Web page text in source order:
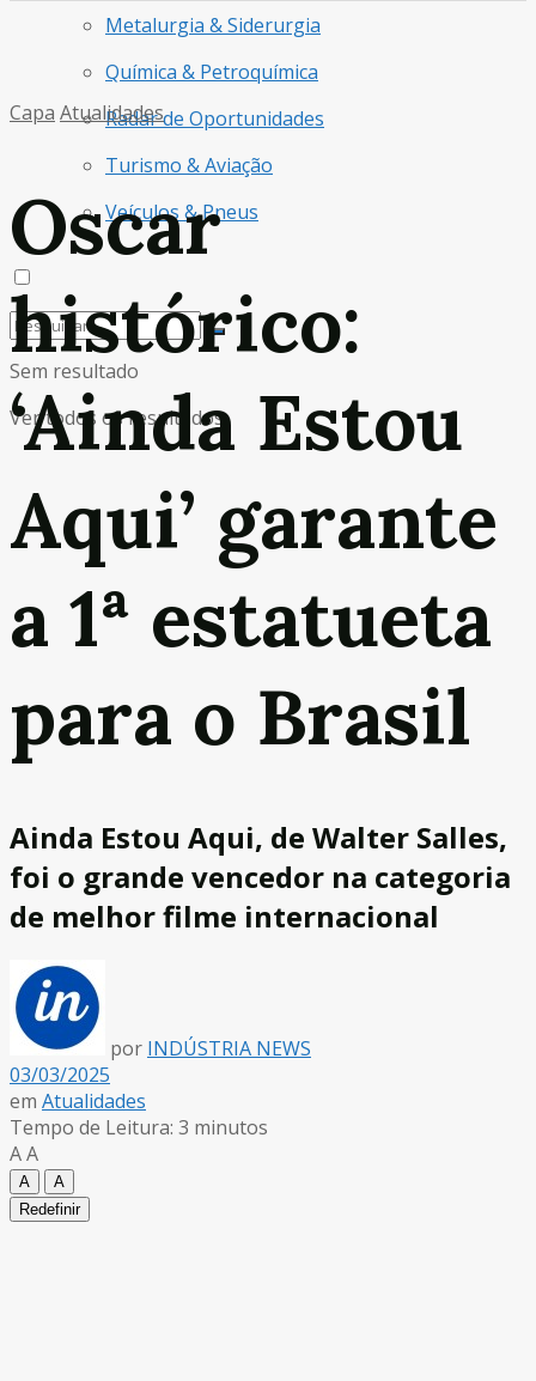
Metalurgia & Siderurgia
Química & Petroquímica
Radar de Oportunidades
Turismo & Aviação
Veículos & Pneus
Sem resultado
Ver todos os resultados
Capa Atualidades
Oscar
histórico:
‘Ainda Estou
Aqui’ garante
a 1ª estatueta
para o Brasil
Ainda Estou Aqui, de Walter Salles,
foi o grande vencedor na categoria
de melhor filme internacional
por INDÚSTRIA NEWS
03/03/2025
em Atualidades
Tempo de Leitura: 3 minutos
AA
A
A
Redefinir